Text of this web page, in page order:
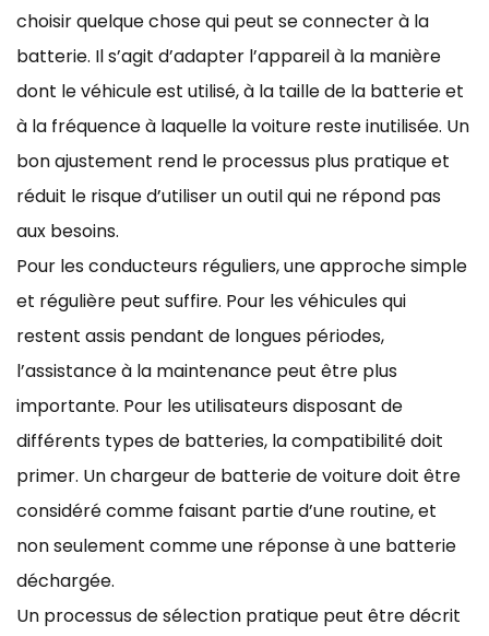
choisir quelque chose qui peut se connecter à la
batterie. Il s’agit d’adapter l’appareil à la manière
dont le véhicule est utilisé, à la taille de la batterie et
à la fréquence à laquelle la voiture reste inutilisée. Un
bon ajustement rend le processus plus pratique et
réduit le risque d’utiliser un outil qui ne répond pas
aux besoins.
Pour les conducteurs réguliers, une approche simple
et régulière peut suffire. Pour les véhicules qui
restent assis pendant de longues périodes,
l’assistance à la maintenance peut être plus
importante. Pour les utilisateurs disposant de
différents types de batteries, la compatibilité doit
primer. Un chargeur de batterie de voiture doit être
considéré comme faisant partie d’une routine, et
non seulement comme une réponse à une batterie
déchargée.
Un processus de sélection pratique peut être décrit